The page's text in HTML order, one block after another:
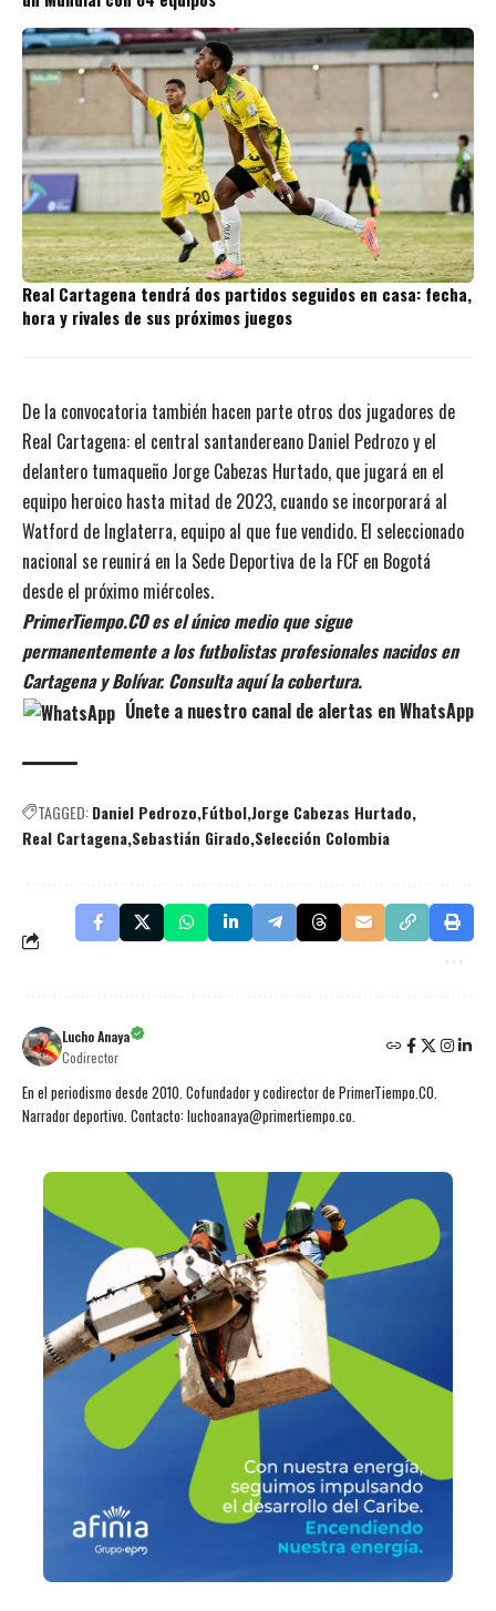
Real Cartagena tendrá dos partidos seguidos en casa: fecha,
hora y rivales de sus próximos juegos
De la convocatoria también hacen parte otros dos jugadores de
Real Cartagena: el central santandereano Daniel Pedrozo y el
delantero tumaqueño Jorge Cabezas Hurtado, que jugará en el
equipo heroico hasta mitad de 2023, cuando se incorporará al
Watford de Inglaterra, equipo al que fue vendido. El seleccionado
nacional se reunirá en la Sede Deportiva de la FCF en Bogotá
desde el próximo miércoles.
PrimerTiempo.CO es el único medio que sigue
permanentemente a los futbolistas profesionales nacidos en
Cartagena y Bolívar. Consulta aquí la cobertura.
Únete a nuestro canal de alertas en WhatsApp
TAGGED:Daniel Pedrozo FútbolJorge Cabezas Hurtado
Real Cartagena Sebastián Girado Selección Colombia
Lucho Anaya
Codirector
En el periodismo desde 2010. Cofundador y codirector de PrimerTiempo.CO.
Narrador deportivo. Contacto: luchoanaya@primertiempo.co.